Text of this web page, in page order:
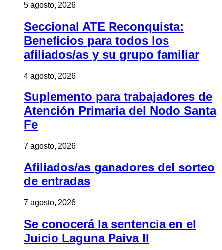
5 agosto, 2026
Seccional ATE Reconquista:
Beneficios para todos los
afiliados/as y su grupo familiar
4 agosto, 2026
Suplemento para trabajadores de
Atención Primaria del Nodo Santa
Fe
7 agosto, 2026
Afiliados/as ganadores del sorteo
de entradas
7 agosto, 2026
Se conocerá la sentencia en el
Juicio Laguna Paiva II